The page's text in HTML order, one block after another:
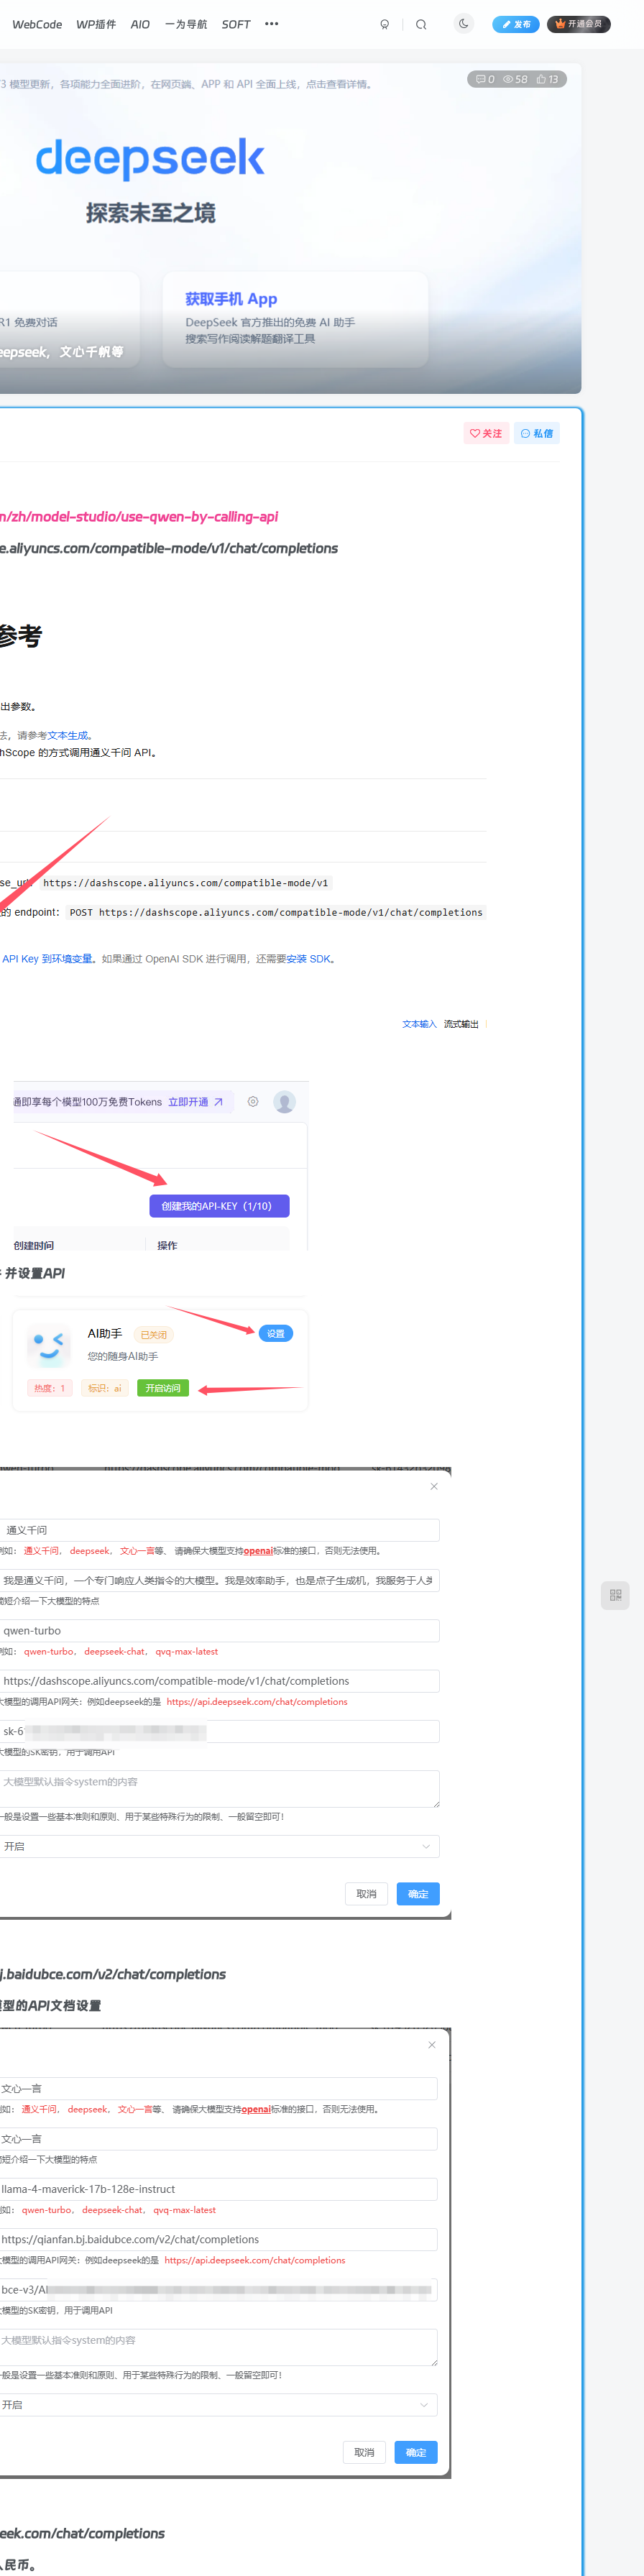
WebCode WP插件 AIO 一为导航 SOFT 发布 开通会员
，文心千帆等
0 58 13
关注 私信
zh/model-studio/use-qwen-by-calling-api
compatible-mode/v1/chat/completions
并设置API
v2/chat/completions
的API文档设置
chat/completions
币。